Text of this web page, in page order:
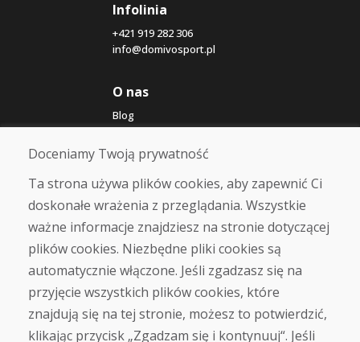
Infolinia
+421 919 282 306
info@domivosport.pl
O nas
Blog
O nas
Sklep
Kontakt
Zakup
Sklep internetowy
Warunki handlowe
Transport
Zapłata
Skarga
Zwrot i wymiana towaru
Ochrona danych osobowych
Doceniamy Twoją prywatność
Ta strona używa plików cookies, aby zapewnić Ci
doskonałe wrażenia z przeglądania. Wszystkie
ważne informacje znajdziesz na stronie dotyczącej
plików cookies. Niezbędne pliki cookies są
automatycznie włączone. Jeśli zgadzasz się na
przyjęcie wszystkich plików cookies, które
znajdują się na tej stronie, możesz to potwierdzić,
klikając przycisk „Zgadzam się i kontynuuj“. Jeśli